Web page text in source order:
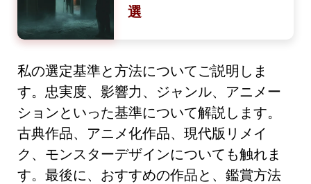
選
私の選定基準と方法についてご説明しま
す。忠実度、影響力、ジャンル、アニメー
ションといった基準について解説します。
古典作品、アニメ化作品、現代版リメイ
ク、モンスターデザインについても触れま
す。最後に、おすすめの作品と、鑑賞方法